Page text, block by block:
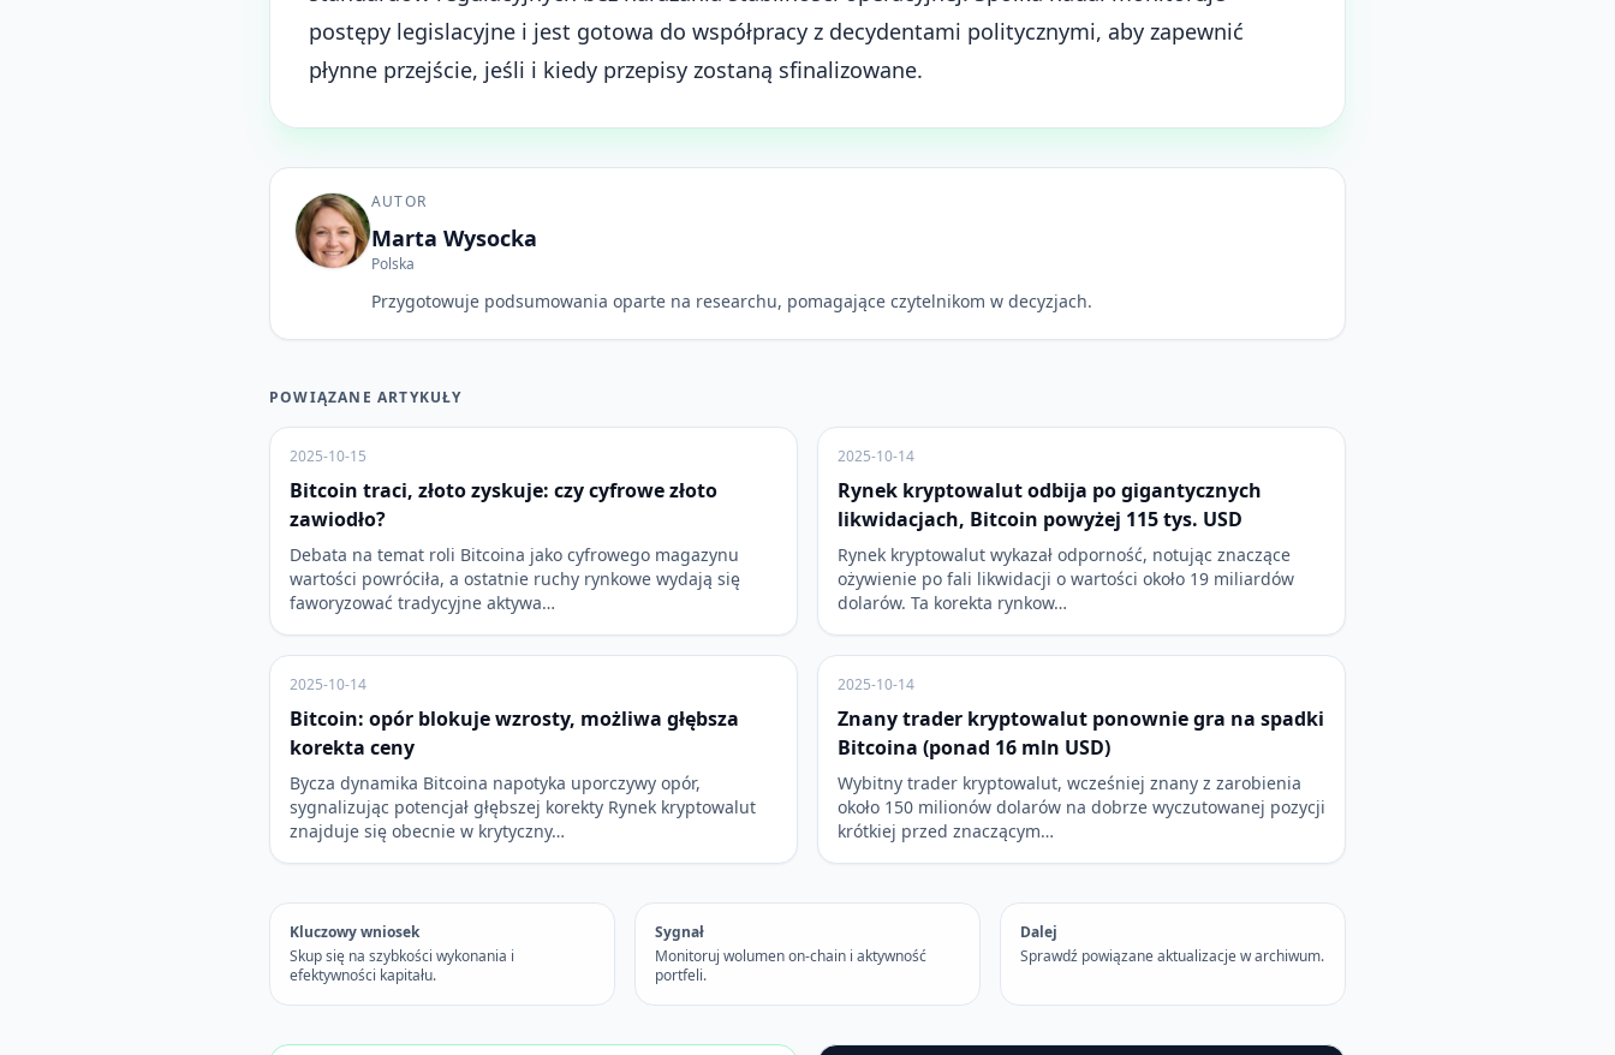
postępy legislacyjne i jest gotowa do współpracy z decydentami politycznymi, aby zapewnić
płynne przejście, jeśli i kiedy przepisy zostaną sfinalizowane.
AUTOR
Marta Wysocka
Polska
Przygotowuje podsumowania oparte na researchu, pomagające czytelnikom w decyzjach.
POWIĄZANE ARTYKUŁY
2025-10-15
Bitcoin traci, złoto zyskuje: czy cyfrowe złoto
zawiodło?
Debata na temat roli Bitcoina jako cyfrowego magazynu
wartości powróciła, a ostatnie ruchy rynkowe wydają się
faworyzować tradycyjne aktywa…
2025-10-14
Rynek kryptowalut odbija po gigantycznych
likwidacjach, Bitcoin powyżej 115 tys. USD
Rynek kryptowalut wykazał odporność, notując znaczące
ożywienie po fali likwidacji o wartości około 19 miliardów
dolarów. Ta korekta rynkow…
2025-10-14
Bitcoin: opór blokuje wzrosty, możliwa głębsza
korekta ceny
Bycza dynamika Bitcoina napotyka uporczywy opór,
sygnalizując potencjał głębszej korekty Rynek kryptowalut
znajduje się obecnie w krytyczny…
2025-10-14
Znany trader kryptowalut ponownie gra na spadki
Bitcoina (ponad 16 mln USD)
Wybitny trader kryptowalut, wcześniej znany z zarobienia
około 150 milionów dolarów na dobrze wyczutowanej pozycji
krótkiej przed znaczącym…
Kluczowy wniosek
Skup się na szybkości wykonania i
efektywności kapitału.
Sygnał
Monitoruj wolumen on-chain i aktywność
portfeli.
Dalej
Sprawdź powiązane aktualizacje w archiwum.